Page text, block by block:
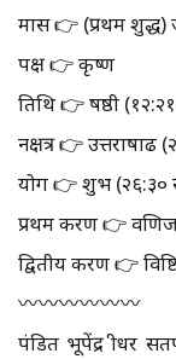
मास 👉 (प्रथम शुद्ध)
पक्ष 👉 कृष्ण
तिथि 👉 षष्ठी
नक्षत्र 👉 उत्तराषाढ
योग 👉 शुभ
प्रथम करण 👉
द्वितीय करण 👉
〰️〰️〰️〰️〰️〰️
पंडित भूपेंद्र श्रीधर